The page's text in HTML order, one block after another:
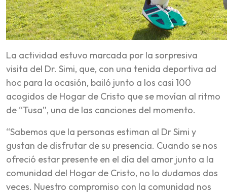
La actividad estuvo marcada por la sorpresiva
visita del Dr. Simi, que, con una tenida deportiva ad
hoc para la ocasión, bailó junto a los casi 100
acogidos de Hogar de Cristo que se movían al ritmo
de “Tusa”, una de las canciones del momento.
“Sabemos que la personas estiman al Dr Simi y
gustan de disfrutar de su presencia. Cuando se nos
ofreció estar presente en el día del amor junto a la
comunidad del Hogar de Cristo, no lo dudamos dos
veces. Nuestro compromiso con la comunidad nos